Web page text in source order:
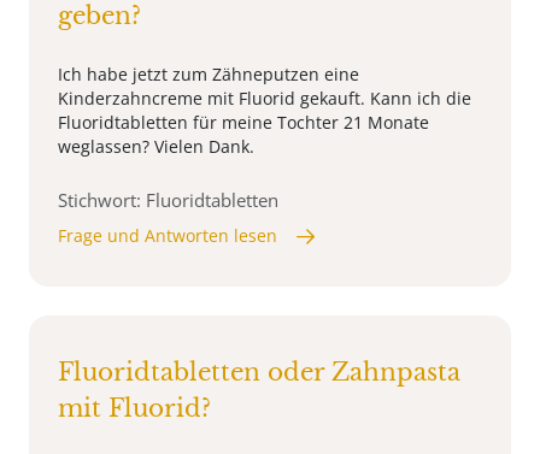
geben?
Ich habe jetzt zum Zähneputzen eine
Kinderzahncreme mit Fluorid gekauft. Kann ich die
Fluoridtabletten für meine Tochter 21 Monate
weglassen? Vielen Dank.
Stichwort: Fluoridtabletten
Frage und Antworten lesen
Fluoridtabletten oder Zahnpasta
mit Fluorid?